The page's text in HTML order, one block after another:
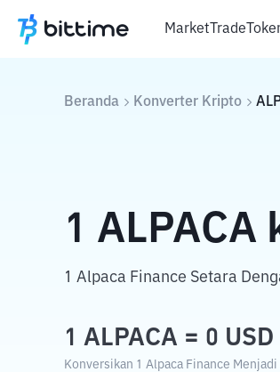
MarketTrade
Beranda Konverter Kripto
1 ALPACA
1 Alpaca Finance Setara
1 ALPACA = 0 USD
Konversikan 1 Alpaca Finance